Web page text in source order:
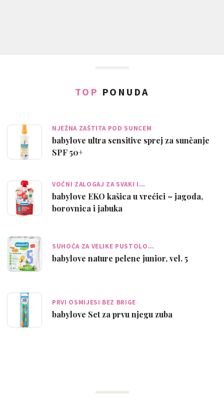
TOP PONUDA
NJEŽNA ZAŠTITA POD SUNCEM
babylove ultra sensitive sprej za sunčanje
SPF 50+
VOĆNI ZALOGAJ ZA SVAKI I…
babylove EKO kašica u vrećici – jagoda,
borovnica i jabuka
SUHOĆA ZA VELIKE PUSTOLO…
babylove nature pelene junior, vel. 5
PRVI OSMIJESI BEZ BRIGE
babylove Set za prvu njegu zuba